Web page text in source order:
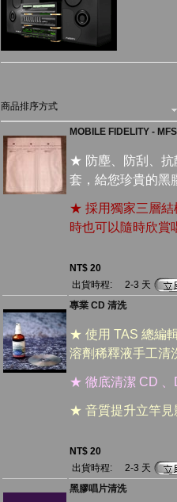
商品排序方式
MOBILE FIDELITY -
★ 防塵、防刮、抗
套，給您珍貴的黑
★ 採用獨家三層結
時也可以隨時欣賞
NT$ 20
出貨時程:
2-3 天
專業 CD 清洗
★ 使用 TAS 總編
溶劑稀釋液手工清
★ 徹底清潔 CD 、
★ 音質提升立竿見
NT$ 20
出貨時程:
2-3 天
黑膠唱片清洗